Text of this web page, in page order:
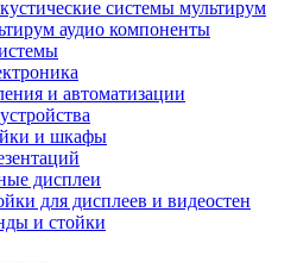
системы мультирум
аудио компоненты
и автоматизации
и шкафы
дисплеи
для дисплеев и видеостен
и стойки